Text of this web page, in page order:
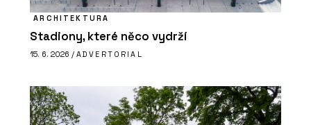
ARCHITEKTURA
Stadiony, které něco vydrží
15. 6. 2026 / ADVERTORIAL